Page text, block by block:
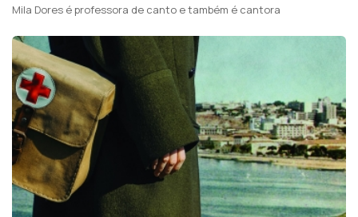
Mila Dores é professora de canto e também é cantora